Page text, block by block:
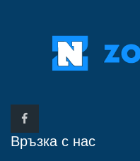
Връзка с нас